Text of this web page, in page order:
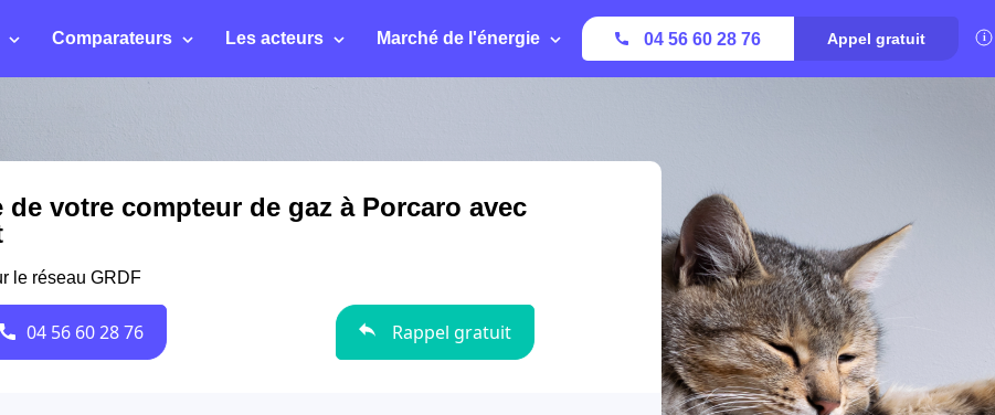
Comparateurs Les acteurs Marché de l'énergie 04 56 60 28 76 Appel gratuit